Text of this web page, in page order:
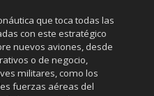
que toca todas las
con este estratégico
nuevos aviones, desde
o de negocio,
militares, como los
fuerzas aéreas del